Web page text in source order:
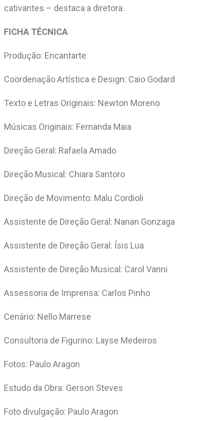
cativantes – destaca a diretora.
FICHA TÉCNICA
Produção: Encantarte
Coordenação Artística e Design: Caio Godard
Texto e Letras Originais: Newton Moreno
Músicas Originais: Fernanda Maia
Direção Geral: Rafaela Amado
Direção Musical: Chiara Santoro
Direção de Movimento: Malu Cordioli
Assistente de Direção Geral: Nanan Gonzaga
Assistente de Direção Geral: Ísis Lua
Assistente de Direção Musical: Carol Vanni
Assessoria de Imprensa: Carlos Pinho
Cenário: Nello Marrese
Consultoria de Figurino: Layse Medeiros
Fotos: Paulo Aragon
Estudo da Obra: Gerson Steves
Foto divulgação: Paulo Aragon